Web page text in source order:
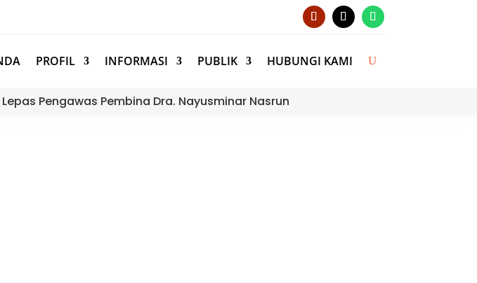
PROFIL INFORMASI PUBLIK HUBUNGI KAMI
Pengawas Pembina Dra. Nayusminar Nasrun